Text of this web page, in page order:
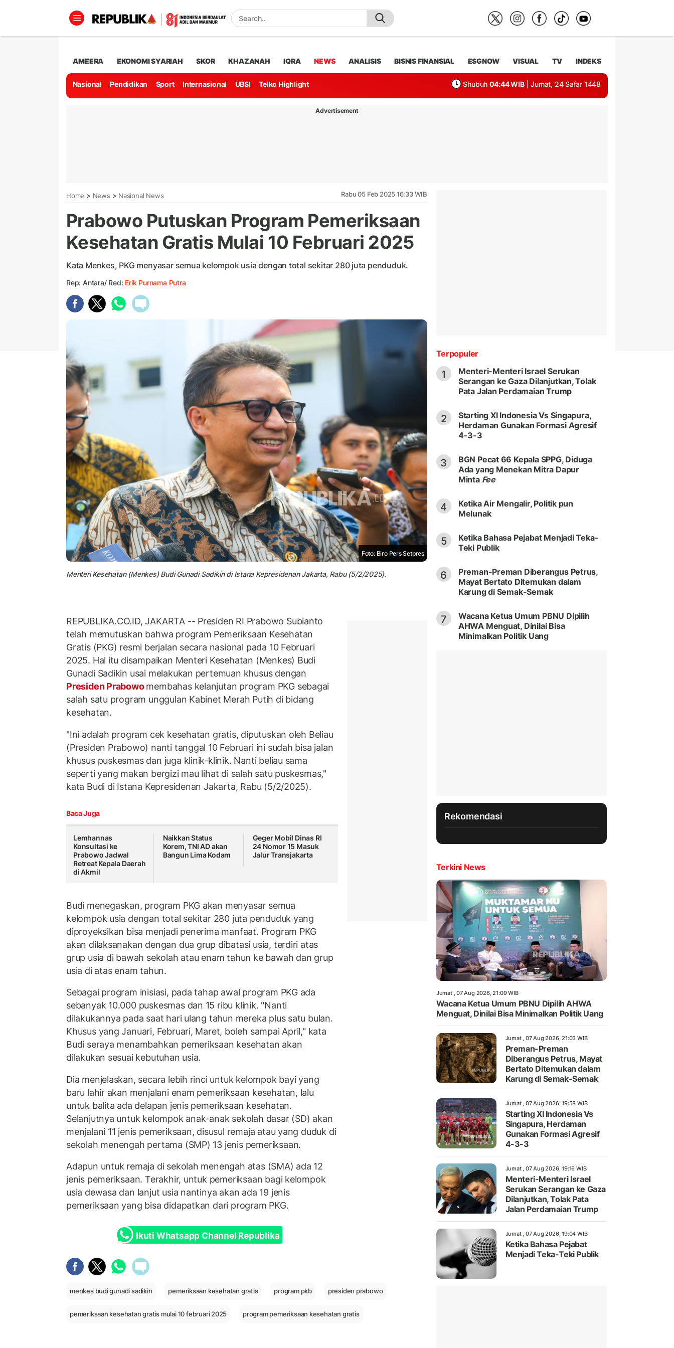
AMEERA EKONOMI SYARIAH SKOR KHAZANAH IQRA NEWS ANALISIS BISNIS FINANSIAL ESGNOW VISUAL TV INDEKS
Nasional Pendidikan Sport Internasional UBSI Telko Highlight Shubuh 04:44 WIB | Jumat, 24 Safar 1448
Advertisement
Home > News > Nasional News Rabu 05 Feb 2025 16:33 WIB
Prabowo Putuskan Program Pemeriksaan
Kesehatan Gratis Mulai 10 Februari 2025
Kata Menkes, PKG menyasar semua kelompok usia dengan total sekitar 280 juta penduduk.
Rep: Antara/ Red: Erik Purnama Putra
Foto: Biro Pers Setpres
Menteri Kesehatan (Menkes) Budi Gunadi Sadikin di Istana Kepresidenan Jakarta, Rabu (5/2/2025).
REPUBLIKA.CO.ID, JAKARTA -- Presiden RI Prabowo Subianto
telah memutuskan bahwa program Pemeriksaan Kesehatan
Gratis (PKG) resmi berjalan secara nasional pada 10 Februari
2025. Hal itu disampaikan Menteri Kesehatan (Menkes) Budi
Gunadi Sadikin usai melakukan pertemuan khusus dengan
Presiden Prabowomembahas kelanjutan program PKG sebagai
salah satu program unggulan Kabinet Merah Putih di bidang
kesehatan.
"Ini adalah program cek kesehatan gratis, diputuskan oleh Beliau
(Presiden Prabowo) nanti tanggal 10 Februari ini sudah bisa jalan
khusus puskesmas dan juga klinik-klinik. Nanti beliau sama
seperti yang makan bergizi mau lihat di salah satu puskesmas,"
kata Budi di Istana Kepresidenan Jakarta, Rabu (5/2/2025).
Baca Juga
Lemhannas
Konsultasi ke
Prabowo Jadwal
Retreat Kepala Daerah
di Akmil
Naikkan Status
Korem, TNI AD akan
Bangun Lima Kodam
Geger Mobil Dinas RI
24 Nomor 15 Masuk
Jalur Transjakarta
Budi menegaskan, program PKG akan menyasar semua
kelompok usia dengan total sekitar 280 juta penduduk yang
diproyeksikan bisa menjadi penerima manfaat. Program PKG
akan dilaksanakan dengan dua grup dibatasi usia, terdiri atas
grup usia di bawah sekolah atau enam tahun ke bawah dan grup
usia di atas enam tahun.
Sebagai program inisiasi, pada tahap awal program PKG ada
sebanyak 10.000 puskesmas dan 15 ribu klinik. "Nanti
dilakukannya pada saat hari ulang tahun mereka plus satu bulan.
Khusus yang Januari, Februari, Maret, boleh sampai April," kata
Budi seraya menambahkan pemeriksaan kesehatan akan
dilakukan sesuai kebutuhan usia.
Dia menjelaskan, secara lebih rinci untuk kelompok bayi yang
baru lahir akan menjalani enam pemeriksaan kesehatan, lalu
untuk balita ada delapan jenis pemeriksaan kesehatan.
Selanjutnya untuk kelompok anak-anak sekolah dasar (SD) akan
menjalani 11 jenis pemeriksaan, disusul remaja atau yang duduk di
sekolah menengah pertama (SMP) 13 jenis pemeriksaan.
Adapun untuk remaja di sekolah menengah atas (SMA) ada 12
jenis pemeriksaan. Terakhir, untuk pemeriksaan bagi kelompok
usia dewasa dan lanjut usia nantinya akan ada 19 jenis
pemeriksaan yang bisa didapatkan dari program PKG.
Ikuti Whatsapp Channel Republika
menkes budi gunadi sadikin pemeriksaan kesehatan gratis program pkb presiden prabowo
pemeriksaan kesehatan gratis mulai 10 februari 2025 program pemeriksaan kesehatan gratis
Terpopuler
1
Menteri-Menteri Israel Serukan
Serangan ke Gaza Dilanjutkan, Tolak
Pata Jalan Perdamaian Trump
2
Starting XI Indonesia Vs Singapura,
Herdaman Gunakan Formasi Agresif
4-3-3
3
BGN Pecat 66 Kepala SPPG, Diduga
Ada yang Menekan Mitra Dapur
Minta Fee
4
Ketika Air Mengalir, Politik pun
Melunak
5
Ketika Bahasa Pejabat Menjadi Teka-
Teki Publik
6
Preman-Preman Diberangus Petrus,
Mayat Bertato Ditemukan dalam
Karung di Semak-Semak
7
Wacana Ketua Umum PBNU Dipilih
AHWA Menguat, Dinilai Bisa
Minimalkan Politik Uang
Rekomendasi
Terkini News
Jumat , 07 Aug 2026, 21:09 WIB
Wacana Ketua Umum PBNU Dipilih AHWA
Menguat, Dinilai Bisa Minimalkan Politik Uang
Jumat , 07 Aug 2026, 21:03 WIB
Preman-Preman
Diberangus Petrus, Mayat
Bertato Ditemukan dalam
Karung di Semak-Semak
Jumat , 07 Aug 2026, 19:58 WIB
Starting XI Indonesia Vs
Singapura, Herdaman
Gunakan Formasi Agresif
4-3-3
Jumat , 07 Aug 2026, 19:16 WIB
Menteri-Menteri Israel
Serukan Serangan ke Gaza
Dilanjutkan, Tolak Pata
Jalan Perdamaian Trump
Jumat , 07 Aug 2026, 19:04 WIB
Ketika Bahasa Pejabat
Menjadi Teka-Teki Publik